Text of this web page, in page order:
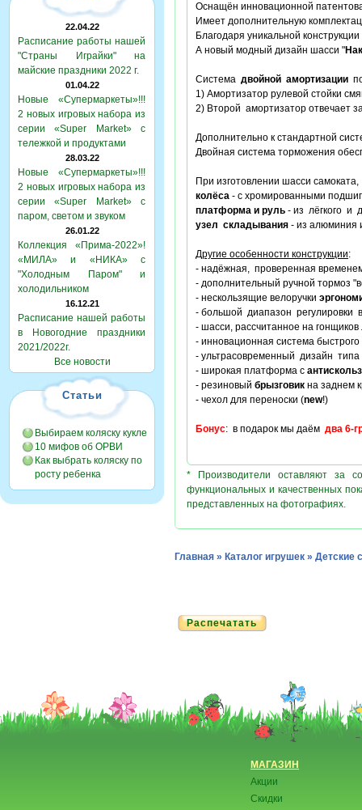
22.04.22
Расписание работы нашей
"Страны Играйки" на
майские праздники 2022 г.
01.04.22
Новые «Супермаркеты»!!!
2 новых игровых набора из
серии «Super Market» с
тележкой и продуктами
28.03.22
Новые «Супермаркеты»!!!
2 новых игровых набора из
серии «Super Market» с
паром, светом и звуком
26.01.22
Коллекция «Прима-2022»!
«МИЛА» и «НИКА» с
"Холодным Паром" и
холодильником
16.12.21
Расписание нашей работы
в Новогодние праздники
2021/2022г.
Все новости
Статьи
Выбираем коляску кукле
10 мифов об ОРВИ
Как выбрать коляску по
росту ребенка
Оснащён инновационной
Имеет дополнительную
Благодаря уникальной
А новый модный дизайн шасси "
Система двойной амортизации
1) Амортизатор рулевой стойки
2) Второй амортизатор отвечает
Дополнительно к стандартной
Двойная система торможения
При изготовлении шасси
колёса - с хромированными
платформа и руль - из лёгкого и
узел складывания - из алюминия
Другие особенности конструкции:
- надёжная, проверенная
- дополнительный ручной тормоз
- нескользящие велоручки
- большой диапазон регулировки
- шасси, рассчитанное на
- инновационная система
- ультрасовременный дизайн
- широкая платформа с
- резиновый брызговик на заднем
- чехол для переноски (new!)
Бонус: в подарок мы даём два 6-
* Производители оставляют за
функциональных и качественных
представленных на фотографиях.
Главная » Каталог игрушек » Детские
Распечатать
МАГАЗИН
Акции
Скидки